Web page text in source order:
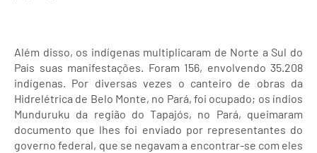
Além disso, os indígenas multiplicaram de Norte a Sul do
País suas manifestações. Foram 156, envolvendo 35.208
indígenas. Por diversas vezes o canteiro de obras da
Hidrelétrica de Belo Monte, no Pará, foi ocupado; os índios
Munduruku da região do Tapajós, no Pará, queimaram
documento que lhes foi enviado por representantes do
governo federal, que se negavam a encontrar-se com eles